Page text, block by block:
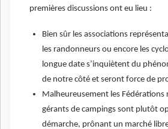
premières discussions ont eu lieu :
Bien sûr les associations
les randonneurs ou encore les
longue date s’inquiètent du
de notre côté et seront force de
Malheureusement les Fédérations
gérants de campings sont plutôt
démarche, prônant un marché